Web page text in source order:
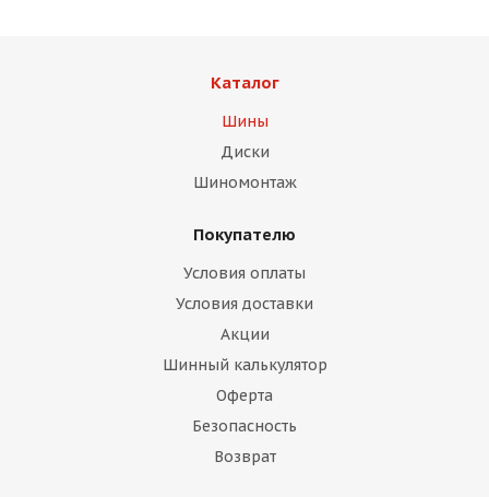
Каталог
Шины
Диски
Шиномонтаж
Покупателю
Условия оплаты
Условия доставки
Акции
Шинный калькулятор
Оферта
Безопасность
Возврат